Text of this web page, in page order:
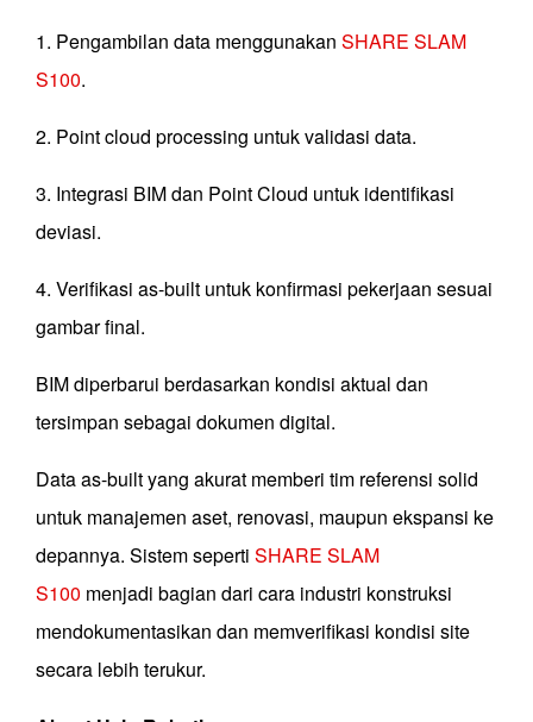
1. Pengambilan data menggunakan SHARE SLAM
S100.
2. Point cloud processing untuk validasi data.
3. Integrasi BIM dan Point Cloud untuk identifikasi
deviasi.
4. Verifikasi as-built untuk konfirmasi pekerjaan sesuai
gambar final.
BIM diperbarui berdasarkan kondisi aktual dan
tersimpan sebagai dokumen digital.
Data as-built yang akurat memberi tim referensi solid
untuk manajemen aset, renovasi, maupun ekspansi ke
depannya. Sistem seperti SHARE SLAM
S100 menjadi bagian dari cara industri konstruksi
mendokumentasikan dan memverifikasi kondisi site
secara lebih terukur.